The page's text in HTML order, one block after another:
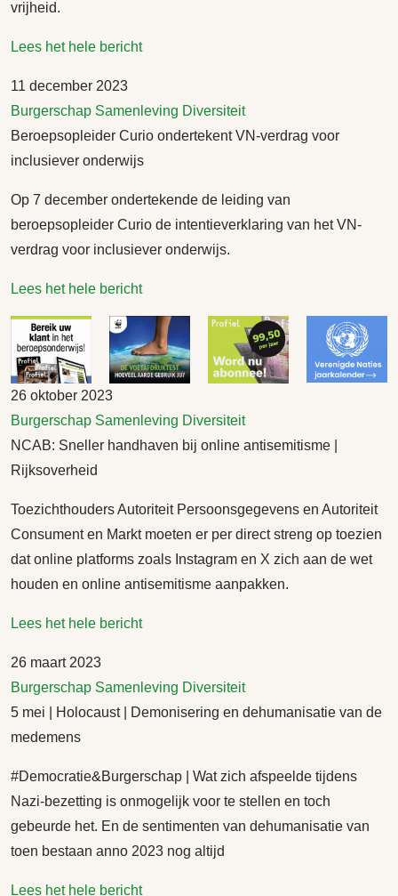
vrijheid.
Lees het hele bericht
11 december 2023
Burgerschap Samenleving Diversiteit
Beroepsopleider Curio ondertekent VN-verdrag voor
inclusiever onderwijs
Op 7 december ondertekende de leiding van
beroepsopleider Curio de intentieverklaring van het VN-
verdrag voor inclusiever onderwijs.
Lees het hele bericht
26 oktober 2023
Burgerschap Samenleving Diversiteit
NCAB: Sneller handhaven bij online antisemitisme |
Rijksoverheid
Toezichthouders Autoriteit Persoonsgegevens en Autoriteit
Consument en Markt moeten er per direct streng op toezien
dat online platforms zoals Instagram en X zich aan de wet
houden en online antisemitisme aanpakken.
Lees het hele bericht
26 maart 2023
Burgerschap Samenleving Diversiteit
5 mei | Holocaust | Demonisering en dehumanisatie van de
medemens
#Democratie&Burgerschap | Wat zich afspeelde tijdens
Nazi-bezetting is onmogelijk voor te stellen en toch
gebeurde het. En de sentimenten van dehumanisatie van
toen bestaan anno 2023 nog altijd
Lees het hele bericht